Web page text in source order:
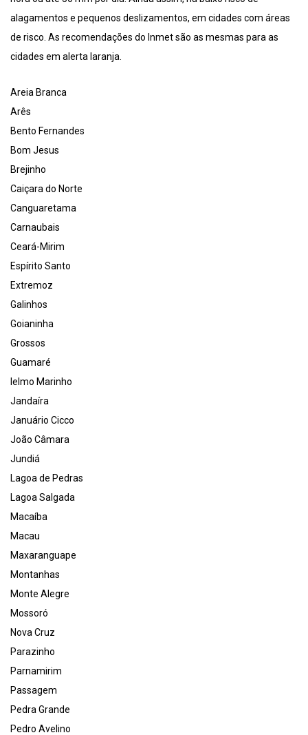
alagamentos e pequenos deslizamentos, em cidades com áreas
de risco. As recomendações do Inmet são as mesmas para as
cidades em alerta laranja.
Areia Branca
Arês
Bento Fernandes
Bom Jesus
Brejinho
Caiçara do Norte
Canguaretama
Carnaubais
Ceará-Mirim
Espírito Santo
Extremoz
Galinhos
Goianinha
Grossos
Guamaré
Ielmo Marinho
Jandaíra
Januário Cicco
João Câmara
Jundiá
Lagoa de Pedras
Lagoa Salgada
Macaíba
Macau
Maxaranguape
Montanhas
Monte Alegre
Mossoró
Nova Cruz
Parazinho
Parnamirim
Passagem
Pedra Grande
Pedro Avelino